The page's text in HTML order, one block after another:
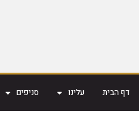
דף הבית עלינו סניפים